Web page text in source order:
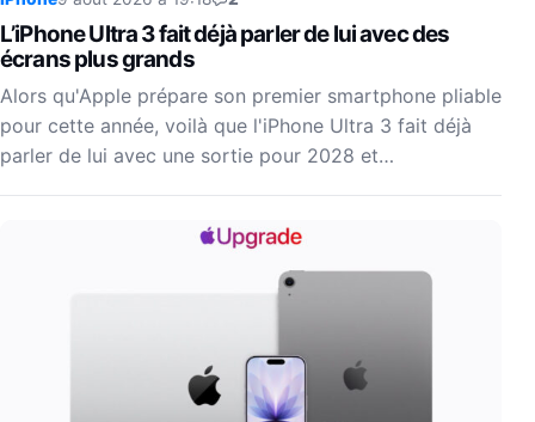
L’iPhone Ultra 3 fait déjà parler de lui avec des
écrans plus grands
Alors qu'Apple prépare son premier smartphone pliable
pour cette année, voilà que l'iPhone Ultra 3 fait déjà
parler de lui avec une sortie pour 2028 et…